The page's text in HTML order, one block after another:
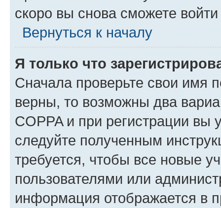
скоро вы снова сможете
Вернуться к началу
Я только что
Сначала проверьте свои имя
верны, то возможны два
COPPA и при регистрации вы
следуйте полученным
требуется, чтобы все новые
пользователями или
информация отображается в